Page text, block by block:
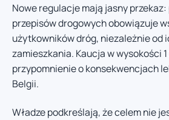
Nowe regulacje mają jasny
przepisów drogowych obowiązuje
użytkowników dróg, niezależnie od
zamieszkania. Kaucja w wysokości
przypomnienie o konsekwencjach
Belgii.
Władze podkreślają, że celem nie